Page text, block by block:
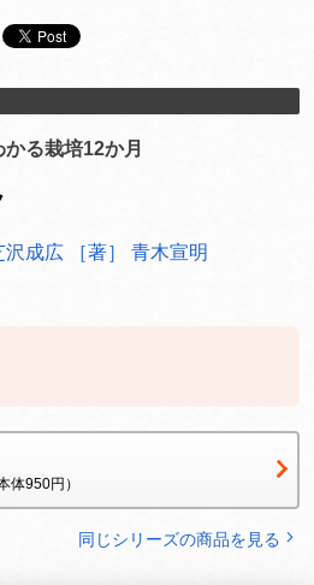
る栽培12か月
沢成広 ［著］ 青木宣明
体950円）
同じシリーズの商品を見る